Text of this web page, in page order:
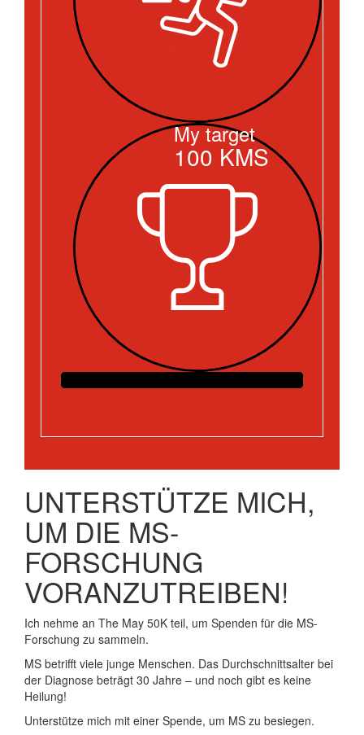
My target
100 KMS
UNTERSTÜTZE MICH,
UM DIE MS-
FORSCHUNG
VORANZUTREIBEN!
Ich nehme an The May 50K teil, um Spenden für die MS-
Forschung zu sammeln.
MS betrifft viele junge Menschen. Das Durchschnittsalter bei
der Diagnose beträgt 30 Jahre – und noch gibt es keine
Heilung!
Unterstütze mich mit einer Spende, um MS zu besiegen.